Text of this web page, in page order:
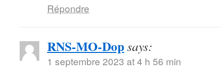
Répondre
RNS-MO-Dopsays:
1 septembre 2023 at 4 h 56 min